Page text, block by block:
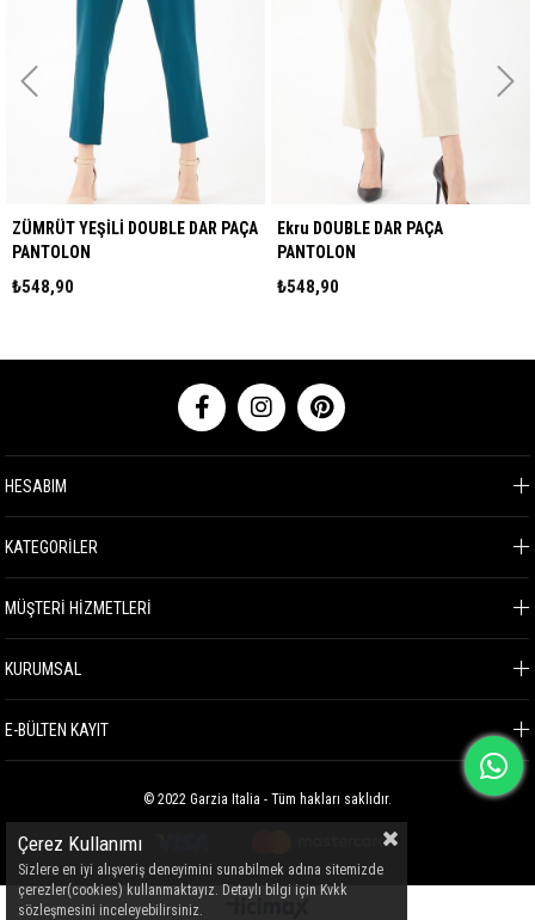
ZÜMRÜT YEŞİLİ DOUBLE DAR PAÇA
PANTOLON
₺548,90
Ekru DOUBLE DAR PAÇA
PANTOLON
₺548,90
HESABIM
KATEGORİLER
MÜŞTERİ HİZMETLERİ
KURUMSAL
E-BÜLTEN KAYIT
© 2022 Garzia Italia - Tüm hakları saklıdır.
Çerez Kullanımı
Sizlere en iyi alışveriş deneyimini sunabilmek adına sitemizde
çerezler(cookies) kullanmaktayız. Detaylı bilgi için Kvkk
sözleşmesini inceleyebilirsiniz.